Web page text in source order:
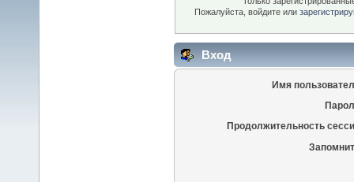
Пожалуйста, войдите или
Вход
Имя
Продолжительность